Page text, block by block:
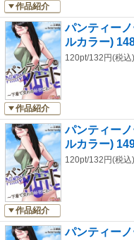
作品紹介
作品紹介
パンティー
ルカラー)
120pt/132円(税込)
作品紹介
パンティー
ルカラー)
120pt/132円(税込)
パンティー